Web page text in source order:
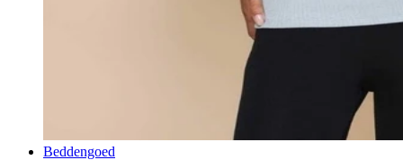
Beddengoed